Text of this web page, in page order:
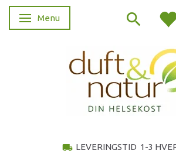
Skifte navigation
Menu
local_shipping LEVERINGSTID 1-3